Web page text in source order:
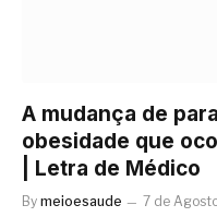
A mudança de
obesidade que
| Letra de Médico
By meioesaude 7 de